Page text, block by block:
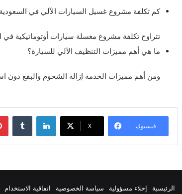
كم تكلفة مشروع غسيل السيارات الآلي في
تتراوح تكلفة مشروع مغسلة سيارات أوتوماتيكية في السعودية بالمعدات من 100
ما هي أهم مميزات التنظيف الآلي للسيارة؟
ومن أهم مميزات الخدمة إزالة الشحوم والبقع دون
فيسبوك ‫X
لينكدإن
الرئيسية إخلاء مسؤولية سياسة الخصوصية اتفاقية الاستخدام